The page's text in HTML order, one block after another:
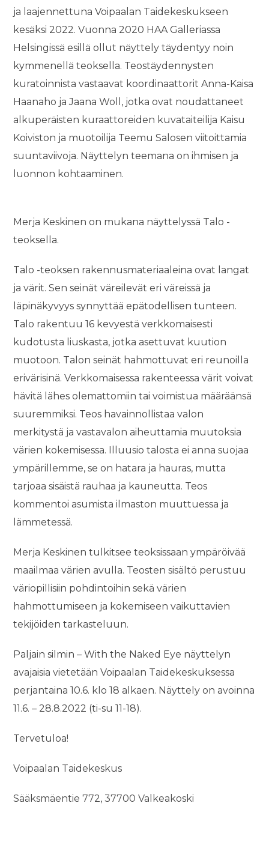
ja laajennettuna Voipaalan Taidekeskukseen
kesäksi 2022. Vuonna 2020 HAA Galleriassa
Helsingissä esillä ollut näyttely täydentyy noin
kymmenellä teoksella. Teostäydennysten
kuratoinnista vastaavat koordinaattorit Anna-Kaisa
Haanaho ja Jaana Woll, jotka ovat noudattaneet
alkuperäisten kuraattoreiden kuvataiteilija Kaisu
Koiviston ja muotoilija Teemu Salosen viitoittamia
suuntaviivoja. Näyttelyn teemana on ihmisen ja
luonnon kohtaaminen.
Merja Keskinen on mukana näyttelyssä Talo -
teoksella.
Talo -teoksen rakennusmateriaaleina ovat langat
ja värit. Sen seinät väreilevät eri väreissä ja
läpinäkyvyys synnyttää epätodellisen tunteen.
Talo rakentuu 16 kevyestä verkkomaisesti
kudotusta liuskasta, jotka asettuvat kuution
muotoon. Talon seinät hahmottuvat eri reunoilla
erivärisinä. Verkkomaisessa rakenteessa värit voivat
hävitä lähes olemattomiin tai voimistua määräänsä
suuremmiksi. Teos havainnollistaa valon
merkitystä ja vastavalon aiheuttamia muutoksia
värien kokemisessa. Illuusio talosta ei anna suojaa
ympärillemme, se on hatara ja hauras, mutta
tarjoaa sisäistä rauhaa ja kauneutta. Teos
kommentoi asumista ilmaston muuttuessa ja
lämmetessä.
Merja Keskinen tulkitsee teoksissaan ympäröivää
maailmaa värien avulla. Teosten sisältö perustuu
väriopillisiin pohdintoihin sekä värien
hahmottumiseen ja kokemiseen vaikuttavien
tekijöiden tarkasteluun.
Paljain silmin – With the Naked Eye näyttelyn
avajaisia vietetään Voipaalan Taidekeskuksessa
perjantaina 10.6. klo 18 alkaen. Näyttely on avoinna
11.6. – 28.8.2022 (ti-su 11-18).
Tervetuloa!
Voipaalan Taidekeskus
Sääksmäentie 772, 37700 Valkeakoski